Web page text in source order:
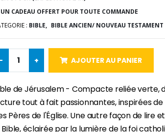
-30%
UN CADEAU OFFERT POUR TOUTE COMMANDE
: BIBLE, BIBLE ANCIEN/ NOUVEAU TESTAMENT
- + AJOUTER AU PANIER
de Jérusalem - Compacte reliée verte,
tout à fait passionnantes, inspirées
Pères de l'Église. Une autre façon de lire
Bible, éclairée par la lumière de la foi